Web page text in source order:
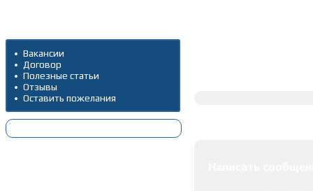
Вакансии
Договор
Полезные статьи
Отзывы
Оставить пожелания